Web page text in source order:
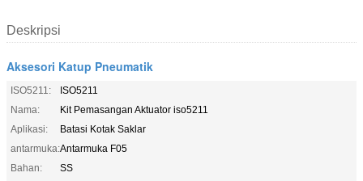
Deskripsi
Aksesori Katup Pneumatik
ISO5211:
ISO5211
Nama:
Kit Pemasangan Aktuator iso5211
Aplikasi:
Batasi Kotak Saklar
antarmuka:Antarmuka F05
Bahan:
SS